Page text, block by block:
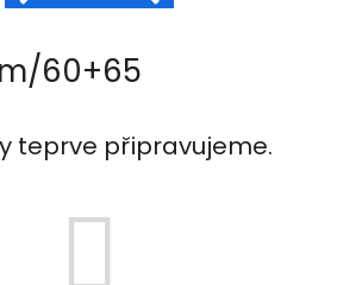
60+65
teprve připravujeme.